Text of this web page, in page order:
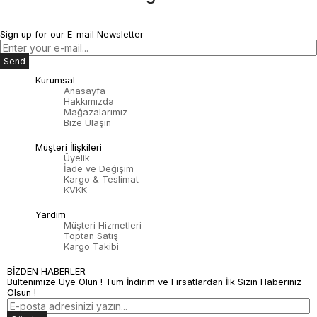
Sign up for our E-mail Newsletter
Send
Kurumsal
Anasayfa
Hakkımızda
Mağazalarımız
Bize Ulaşın
Müşteri İlişkileri
Üyelik
İade ve Değişim
Kargo & Teslimat
KVKK
Yardım
Müşteri Hizmetleri
Toptan Satış
Kargo Takibi
BİZDEN HABERLER
Bültenimize Üye Olun ! Tüm İndirim ve Fırsatlardan İlk Sizin Haberiniz
Olsun !